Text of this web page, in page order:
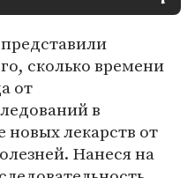
сколько времени
от
в
новых лекарств от
Нанеся на